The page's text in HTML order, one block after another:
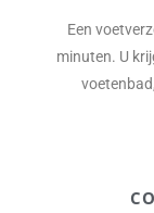
Een
minuten. U